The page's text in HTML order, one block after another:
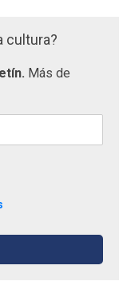
cultura?
Más de